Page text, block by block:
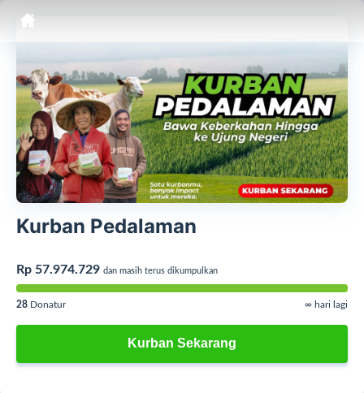
Kurban Pedalaman
Rp 57.974.729 dan masih terus dikumpulkan
28 Donatur ∞ hari lagi
Kurban Sekarang